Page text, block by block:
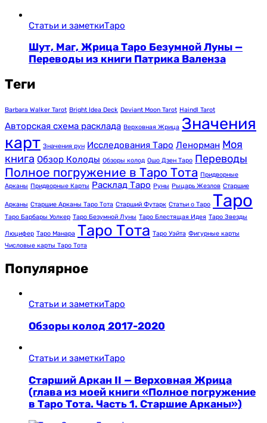
Статьи и заметкиТаро
Шут, Маг, Жрица Таро Безумной Луны —
Переводы из книги Патрика Валенза
Теги
Barbara Walker Tarot Bright Idea Deck Deviant Moon Tarot Haindl Tarot
Авторская схема расклада Верховная Жрица Значения
карт Значения рун Исследования Таро Ленорман Моя
книга Обзор Колоды Обзоры колод Ошо Дзен Таро Переводы
Полное погружение в Таро Тота Придворные
Арканы Придворные Карты Расклад Таро Руны Рыцарь Жезлов Старшие
Арканы Старшие Арканы Таро Тота Старший Футарк Статьи о Таро Таро
Таро Барбары Уолкер Таро Безумной Луны Таро Блестящая Идея Таро Звезды
Люцифер Таро Манара Таро Тота Таро Уэйта Фигурные карты
Числовые карты Таро Тота
Популярное
Статьи и заметкиТаро
Обзоры колод 2017-2020
Статьи и заметкиТаро
Старший Аркан II — Верховная Жрица
(глава из моей книги «Полное погружение
в Таро Тота. Часть 1. Старшие Арканы»)